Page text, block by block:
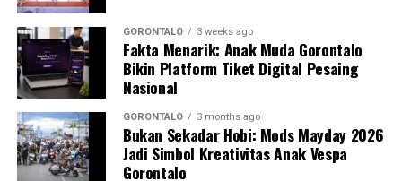
“Penyelamatan jiwa ibu hamil saat bencana tidak bisa
hanya bergantung pada fasilitas kesehatan formal.
Harus ada sistem kesiapsiagaan berbasis masyarakat
yang solid. Kehadiran buku panduan ini memperjelas
alur koordinasi penanganan darurat di lapangan,” ujar
DPL KKN.
Pelatihan berlangsung interaktif lewat simulasi
GORONTALO 3 weeks ago
Fakta Menarik: Anak Muda Gorontalo
Bikin Platform Tiket Digital Pesaing
Nasional
GORONTALO 3 months ago
Bukan Sekadar Hobi: Mods Mayday 2026
Jadi Simbol Kreativitas Anak Vespa
Gorontalo